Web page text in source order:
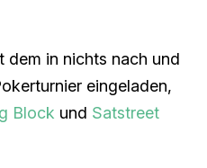
dem in nichts nach und
eingeladen,
Block und Satstreet